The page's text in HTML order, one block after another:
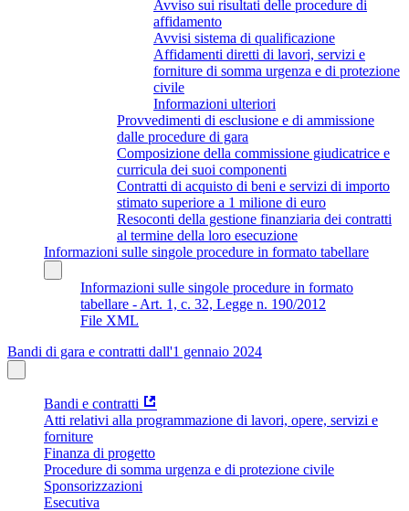
Avviso sui risultati delle procedure di
affidamento
Avvisi sistema di qualificazione
Affidamenti diretti di lavori, servizi e
forniture di somma urgenza e di protezione
civile
Informazioni ulteriori
Provvedimenti di esclusione e di ammissione
dalle procedure di gara
Composizione della commissione giudicatrice e
curricula dei suoi componenti
Contratti di acquisto di beni e servizi di importo
stimato superiore a 1 milione di euro
Resoconti della gestione finanziaria dei contratti
al termine della loro esecuzione
Informazioni sulle singole procedure in formato tabellare
Informazioni sulle singole procedure in formato
tabellare - Art. 1, c. 32, Legge n. 190/2012
File XML
Bandi di gara e contratti dall'1 gennaio 2024
Bandi e contratti
Atti relativi alla programmazione di lavori, opere, servizi e
forniture
Finanza di progetto
Procedure di somma urgenza e di protezione civile
Sponsorizzazioni
Esecutiva